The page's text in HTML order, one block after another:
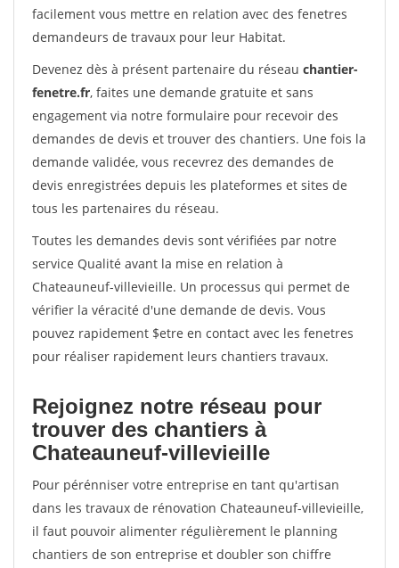
facilement vous mettre en relation avec des fenetres
demandeurs de travaux pour leur Habitat.
Devenez dès à présent partenaire du réseau chantier-
fenetre.fr, faites une demande gratuite et sans
engagement via notre formulaire pour recevoir des
demandes de devis et trouver des chantiers. Une fois la
demande validée, vous recevrez des demandes de
devis enregistrées depuis les plateformes et sites de
tous les partenaires du réseau.
Toutes les demandes devis sont vérifiées par notre
service Qualité avant la mise en relation à
Chateauneuf-villevieille. Un processus qui permet de
vérifier la véracité d'une demande de devis. Vous
pouvez rapidement $etre en contact avec les fenetres
pour réaliser rapidement leurs chantiers travaux.
Rejoignez notre réseau pour
trouver des chantiers à
Chateauneuf-villevieille
Pour pérénniser votre entreprise en tant qu'artisan
dans les travaux de rénovation Chateauneuf-villevieille,
il faut pouvoir alimenter régulièrement le planning
chantiers de son entreprise et doubler son chiffre